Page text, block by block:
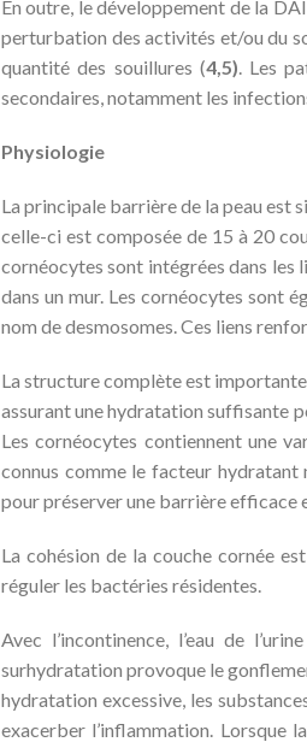
En outre, le développement de la
perturbation des activités et/ou du
quantité des souillures (4,5). Les
secondaires, notamment les
Physiologie
La principale barrière de la peau est
celle-ci est composée de 15 à 20
cornéocytes sont intégrées dans les
dans un mur. Les cornéocytes sont
nom de desmosomes. Ces liens
La structure complète est importante
assurant une hydratation suffisante
Les cornéocytes contiennent une
connus comme le facteur
pour préserver une barrière efficace
La cohésion de la couche cornée
réguler les bactéries résidentes.
Avec l’incontinence, l’eau de
surhydratation provoque le
hydratation excessive, les
exacerber l’inflammation. Lorsque